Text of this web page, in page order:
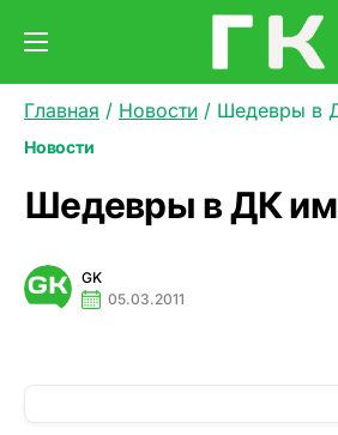
Главная / Новости / Шедевры в
Новости
Шедевры в ДК
GK
05.03.2011